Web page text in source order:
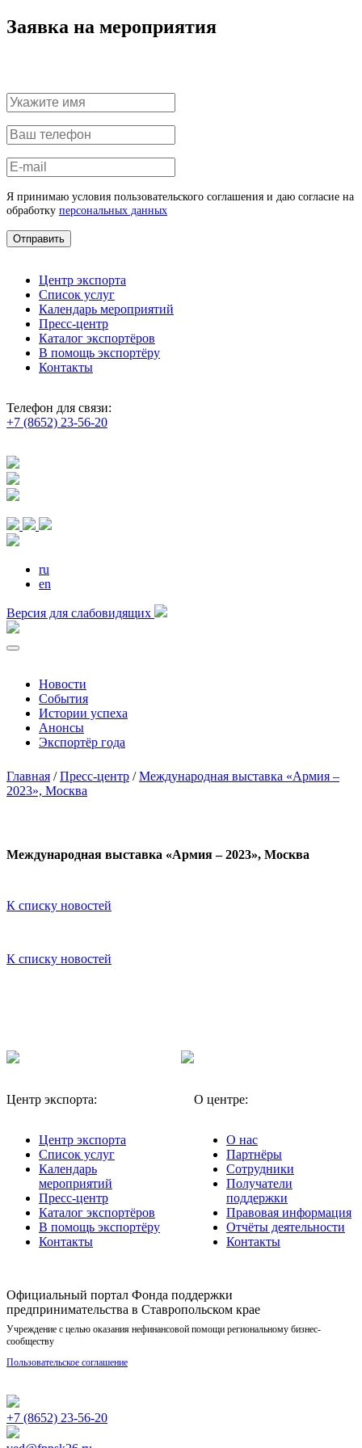
Заявка на мероприятия
Я принимаю условия пользовательского соглашения и даю согласие на
обработку персональных данных
Отправить
Центр экспорта
Список услуг
Календарь мероприятий
Пресс-центр
Каталог экспортёров
В помощь экспортёру
Контакты
Телефон для связи:
+7 (8652) 23-56-20
ru
en
Версия для слабовидящих
Новости
События
Истории успеха
Анонсы
Экспортёр года
Главная /Пресс-центр /Международная выставка «Армия –
2023», Москва
Международная выставка «Армия – 2023», Москва
К списку новостей
К списку новостей
Центр экспорта:
Центр экспорта
Список услуг
Календарь
мероприятий
Пресс-центр
Каталог экспортёров
В помощь экспортёру
Контакты
О центре:
О нас
Партнёры
Сотрудники
Получатели
поддержки
Правовая информация
Отчёты деятельности
Контакты
Официальный портал Фонда поддержки
предпринимательства в Ставропольском крае
Учреждение с целью оказания нефинансовой помощи региональному бизнес-
сообществу
Пользовательское соглашение
+7 (8652) 23-56-20